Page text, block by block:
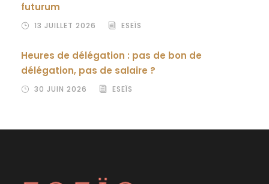
futurum
13 JUILLET 2026 ESEÏS
Heures de délégation : pas de bon de
délégation, pas de salaire ?
30 JUIN 2026 ESEÏS